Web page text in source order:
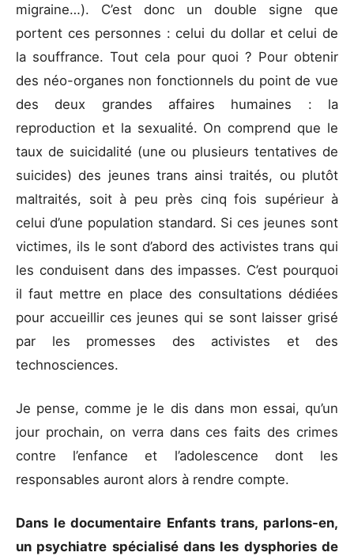
migraine…). C’est donc un double signe que
portent ces personnes : celui du dollar et celui de
la souffrance. Tout cela pour quoi ? Pour obtenir
des néo-organes non fonctionnels du point de vue
des deux grandes affaires humaines : la
reproduction et la sexualité. On comprend que le
taux de suicidalité (une ou plusieurs tentatives de
suicides) des jeunes trans ainsi traités, ou plutôt
maltraités, soit à peu près cinq fois supérieur à
celui d’une population standard. Si ces jeunes sont
victimes, ils le sont d’abord des activistes trans qui
les conduisent dans des impasses. C’est pourquoi
il faut mettre en place des consultations dédiées
pour accueillir ces jeunes qui se sont laisser grisé
par les promesses des activistes et des
technosciences.
Je pense, comme je le dis dans mon essai, qu’un
jour prochain, on verra dans ces faits des crimes
contre l’enfance et l’adolescence dont les
responsables auront alors à rendre compte.
Dans le documentaire Enfants trans, parlons-en,
un psychiatre spécialisé dans les dysphories de